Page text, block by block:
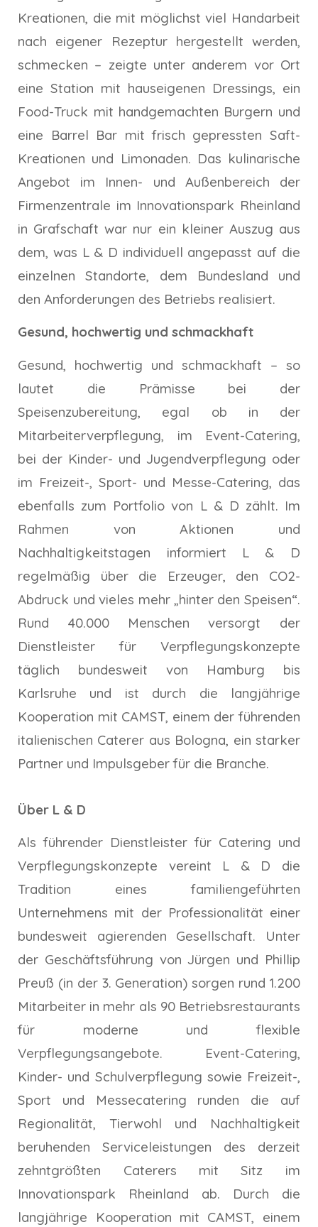
Kreationen, die mit möglichst viel Handarbeit
nach eigener Rezeptur hergestellt werden,
schmecken – zeigte unter anderem vor Ort
eine Station mit hauseigenen Dressings, ein
Food-Truck mit handgemachten Burgern und
eine Barrel Bar mit frisch gepressten Saft-
Kreationen und Limonaden. Das kulinarische
Angebot im Innen- und Außenbereich der
Firmenzentrale im Innovationspark Rheinland
in Grafschaft war nur ein kleiner Auszug aus
dem, was L & D individuell angepasst auf die
einzelnen Standorte, dem Bundesland und
den Anforderungen des Betriebs realisiert.
Gesund, hochwertig und schmackhaft
Gesund, hochwertig und schmackhaft – so
lautet die Prämisse bei der
Speisenzubereitung, egal ob in der
Mitarbeiterverpflegung, im Event-Catering,
bei der Kinder- und Jugendverpflegung oder
im Freizeit-, Sport- und Messe-Catering, das
ebenfalls zum Portfolio von L & D zählt. Im
Rahmen von Aktionen und
Nachhaltigkeitstagen informiert L & D
regelmäßig über die Erzeuger, den CO2-
Abdruck und vieles mehr „hinter den Speisen“.
Rund 40.000 Menschen versorgt der
Dienstleister für Verpflegungskonzepte
täglich bundesweit von Hamburg bis
Karlsruhe und ist durch die langjährige
Kooperation mit CAMST, einem der führenden
italienischen Caterer aus Bologna, ein starker
Partner und Impulsgeber für die Branche.
Über L & D
Als führender Dienstleister für Catering und
Verpflegungskonzepte vereint L & D die
Tradition eines familiengeführten
Unternehmens mit der Professionalität einer
bundesweit agierenden Gesellschaft. Unter
der Geschäftsführung von Jürgen und Phillip
Preuß (in der 3. Generation) sorgen rund 1.200
Mitarbeiter in mehr als 90 Betriebsrestaurants
für moderne und flexible
Verpflegungsangebote. Event-Catering,
Kinder- und Schulverpflegung sowie Freizeit-,
Sport und Messecatering runden die auf
Regionalität, Tierwohl und Nachhaltigkeit
beruhenden Serviceleistungen des derzeit
zehntgrößten Caterers mit Sitz im
Innovationspark Rheinland ab. Durch die
langjährige Kooperation mit CAMST, einem